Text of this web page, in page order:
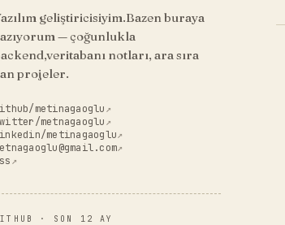
geliştiricisiyim.Bazen buraya
— çoğunlukla
notları, ara sıra
projeler.
metinagaoglu↗
metnagaoglu↗
metinagaoglu↗
↗
↗
· SON 12 AY